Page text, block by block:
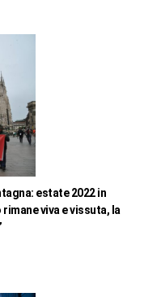
estate 2022 in
viva e vissuta, la